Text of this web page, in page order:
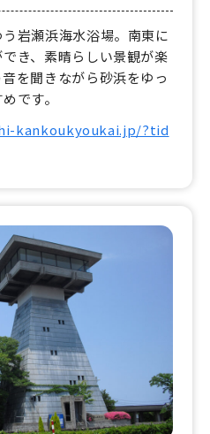
岩瀬浜海水浴場。南東に
き、素晴らしい景観が楽
を聞きながら砂浜をゆっ
です。
kankoukyoukai.jp/?tid